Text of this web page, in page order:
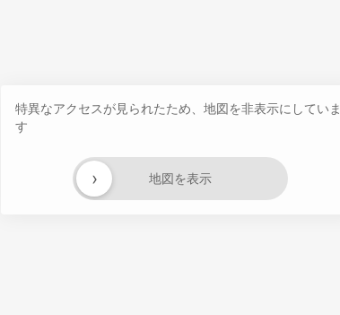
特異なアクセスが見られたため、地図を非表示にしていま
す
地図を表示
›